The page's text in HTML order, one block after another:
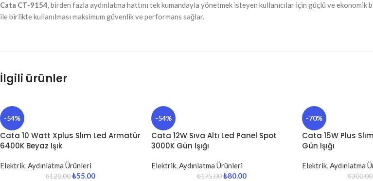
Cata CT-9154, birden fazla aydınlatma hattını tek kumandayla yönetmek isteyen kullanıcılar için güçlü ve
ile birlikte kullanılması maksimum güvenlik ve performans sağlar.
İlgili ürünler
-54%
Cata 10 Watt Xplus Slım Led Armatür
6400K Beyaz Işık
Elektrik,Aydınlatma Ürünleri
₺120.00 ₺55.00
-54%
Cata 12W Sıva Altı Led Panel Spot
3000K Gün Işığı
Elektrik,Aydınlatma Ürünleri
₺175.00 ₺80.00
-70%
Cata 15W Plus
Gün Işığı
Elektrik,Aydınlatma
₺300.00